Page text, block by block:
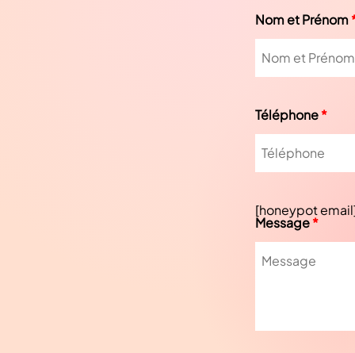
Nom et Prénom
Téléphone*
[honeypot
Message*